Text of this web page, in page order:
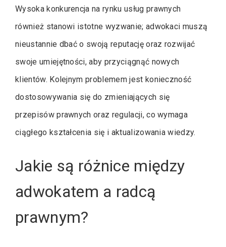
Wysoka konkurencja na rynku usług prawnych
również stanowi istotne wyzwanie; adwokaci muszą
nieustannie dbać o swoją reputację oraz rozwijać
swoje umiejętności, aby przyciągnąć nowych
klientów. Kolejnym problemem jest konieczność
dostosowywania się do zmieniających się
przepisów prawnych oraz regulacji, co wymaga
ciągłego kształcenia się i aktualizowania wiedzy.
Jakie są różnice między
adwokatem a radcą
prawnym?